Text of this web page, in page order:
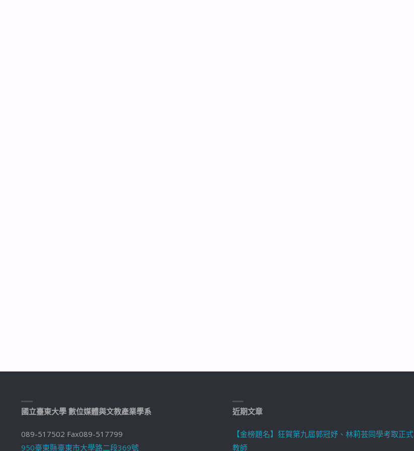
國立臺東大學 數位媒體與文教產業學系
089-517502 Fax089-517799
950臺東縣臺東市大學路二段369號
近期文章
【金榜題名】狂賀第九屆郭冠妤、林莉芸同學考取正式
教師